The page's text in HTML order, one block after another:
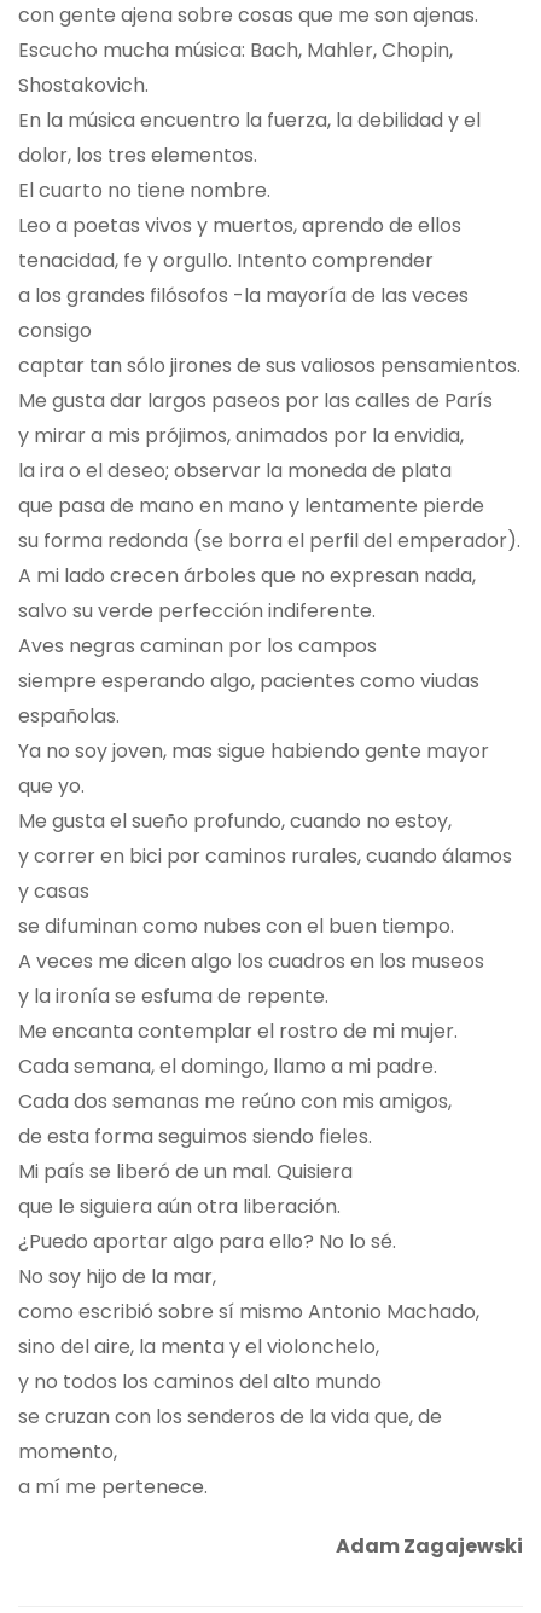
con gente ajena sobre cosas que me son ajenas.
Escucho mucha música: Bach, Mahler, Chopin,
Shostakovich.
En la música encuentro la fuerza, la debilidad y el
dolor, los tres elementos.
El cuarto no tiene nombre.
Leo a poetas vivos y muertos, aprendo de ellos
tenacidad, fe y orgullo. Intento comprender
a los grandes filósofos -la mayoría de las veces
consigo
captar tan sólo jirones de sus valiosos pensamientos.
Me gusta dar largos paseos por las calles de París
y mirar a mis prójimos, animados por la envidia,
la ira o el deseo; observar la moneda de plata
que pasa de mano en mano y lentamente pierde
su forma redonda (se borra el perfil del emperador).
A mi lado crecen árboles que no expresan nada,
salvo su verde perfección indiferente.
Aves negras caminan por los campos
siempre esperando algo, pacientes como viudas
españolas.
Ya no soy joven, mas sigue habiendo gente mayor
que yo.
Me gusta el sueño profundo, cuando no estoy,
y correr en bici por caminos rurales, cuando álamos
y casas
se difuminan como nubes con el buen tiempo.
A veces me dicen algo los cuadros en los museos
y la ironía se esfuma de repente.
Me encanta contemplar el rostro de mi mujer.
Cada semana, el domingo, llamo a mi padre.
Cada dos semanas me reúno con mis amigos,
de esta forma seguimos siendo fieles.
Mi país se liberó de un mal. Quisiera
que le siguiera aún otra liberación.
¿Puedo aportar algo para ello? No lo sé.
No soy hijo de la mar,
como escribió sobre sí mismo Antonio Machado,
sino del aire, la menta y el violonchelo,
y no todos los caminos del alto mundo
se cruzan con los senderos de la vida que, de
momento,
a mí me pertenece.
Adam Zagajewski